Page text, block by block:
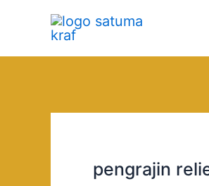
content
pengrajin